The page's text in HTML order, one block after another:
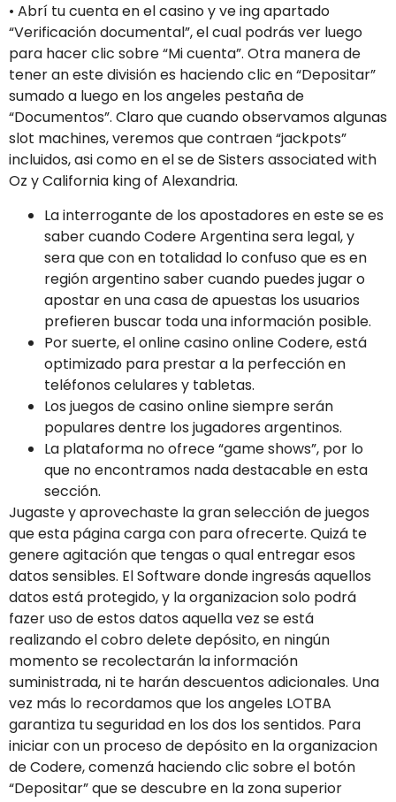
• Abrí tu cuenta en el casino y ve ing apartado
“Verificación documental”, el cual podrás ver luego
para hacer clic sobre “Mi cuenta”. Otra manera de
tener an este división es haciendo clic en “Depositar”
sumado a luego en los angeles pestaña de
“Documentos”. Claro que cuando observamos algunas
slot machines, veremos que contraen “jackpots”
incluidos, asi como en el se de Sisters associated with
Oz y California king of Alexandria.
La interrogante de los apostadores en este se es
saber cuando Codere Argentina sera legal, y
sera que con en totalidad lo confuso que es en
región argentino saber cuando puedes jugar o
apostar en una casa de apuestas los usuarios
prefieren buscar toda una información posible.
Por suerte, el online casino online Codere, está
optimizado para prestar a la perfección en
teléfonos celulares y tabletas.
Los juegos de casino online siempre serán
populares dentre los jugadores argentinos.
La plataforma no ofrece “game shows”, por lo
que no encontramos nada destacable en esta
sección.
Jugaste y aprovechaste la gran selección de juegos
que esta página carga con para ofrecerte. Quizá te
genere agitación que tengas o qual entregar esos
datos sensibles. El Software donde ingresás aquellos
datos está protegido, y la organizacion solo podrá
fazer uso de estos datos aquella vez se está
realizando el cobro delete depósito, en ningún
momento se recolectarán la información
suministrada, ni te harán descuentos adicionales. Una
vez más lo recordamos que los angeles LOTBA
garantiza tu seguridad en los dos los sentidos. Para
iniciar con un proceso de depósito en la organizacion
de Codere, comenzá haciendo clic sobre el botón
“Depositar” que se descubre en la zona superior